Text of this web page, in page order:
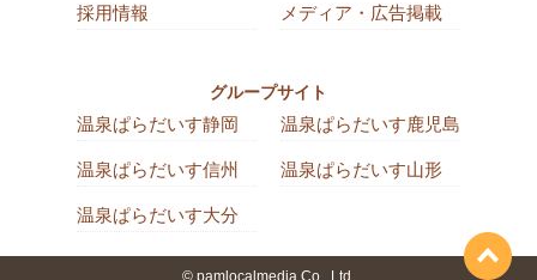
採用情報 メディア・広告掲載
グループサイト
温泉ぱらだいす静岡 温泉ぱらだいす鹿児島
温泉ぱらだいす信州 温泉ぱらだいす山形
温泉ぱらだいす大分
© pamlocalmedia Co., Ltd.